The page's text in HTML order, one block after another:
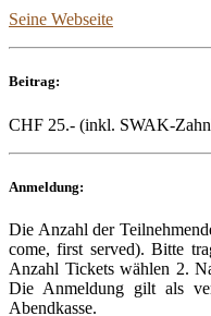
Seine Webseite
Beitrag:
CHF 25.- (inkl. SWAK-
Anmeldung:
Die Anzahl der
come, first served). Bitte
Anzahl Tickets wählen 2.
Die Anmeldung gilt als
Abendkasse.